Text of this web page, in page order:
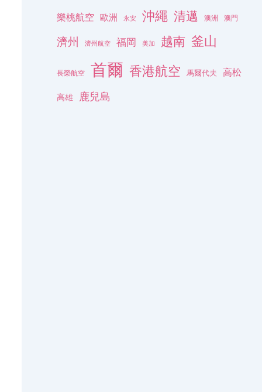
樂桃航空 歐洲 永安 沖繩 清邁 澳洲 澳門
濟州 濟州航空 福岡 美加 越南 釜山
長榮航空 首爾 香港航空 馬爾代夫 高松
高雄 鹿兒島